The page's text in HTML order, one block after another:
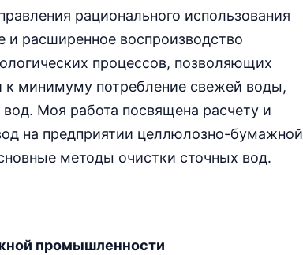
рационального использования
и расширенное воспроизводство
процессов, позволяющих
к минимуму потребление свежей воды,
Моя работа посвящена расчету и
на предприятии целлюлозно-бумажной
методы очистки сточных вод.
промышленности